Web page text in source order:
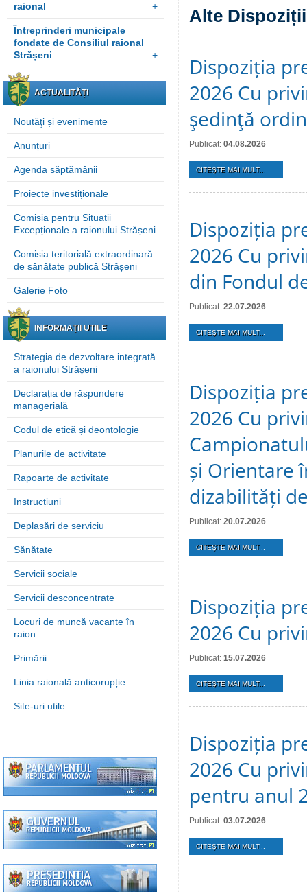
raional
+
Întreprinderi municipale
fondate de Consiliul raional
Strășeni
+
ACTUALITĂȚI
Noutăţi și evenimente
Anunțuri
Agenda săptămânii
Proiecte investiționale
Comisia pentru Situații
Excepționale a raionului Strășeni
Comisia teritorială extraordinară
de sănătate publică Strășeni
Galerie Foto
INFORMAȚII UTILE
Strategia de dezvoltare integrată
a raionului Strășeni
Declarația de răspundere
managerială
Codul de etică și deontologie
Planurile de activitate
Rapoarte de activitate
Instrucțiuni
Deplasări de serviciu
Sănătate
Servicii sociale
Servicii desconcentrate
Locuri de muncă vacante în
raion
Primării
Linia raională anticorupție
Site-uri utile
Alte
Dispoziția
2026 Cu
şedinţă
Publicat: 04.08.2026
CITEŞTE MAI MULT...
Dispoziția
2026 Cu
din Fondul
Publicat: 22.07.2026
CITEŞTE MAI MULT...
Dispoziția
2026 Cu
și Orientare
dizabilități
Publicat: 20.07.2026
CITEŞTE MAI MULT...
Dispoziția
2026 Cu
Publicat: 15.07.2026
CITEŞTE MAI MULT...
Dispoziția
2026 Cu
pentru anul
Publicat: 03.07.2026
CITEŞTE MAI MULT...